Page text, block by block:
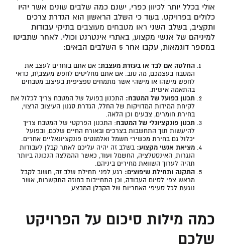
אולי בכלל יותר לכיוון כפרי, ישנם כמה שלבים שונים אשר יהיו
כלולים בפרויקט. בעוד כי השלב הראשון הוא הגדרת צרכים
ותקציב, בשלב השני ראו מטבחים מעוצבים בתיקי עבודות
למיניהם של אנשי מקצוע, באתרי אינטרנט וכולי. לאחר שתביטו
במספר דוגמאות, עקבו אחר 5 השלבים הבאים:
החלטה אם לבד או בעזרת מעצבת: אם אתם בוחרים לעצב את
המטבח בעצמכם, מה טוב. אם אתם מחליטים לחפש מעצב\ת, כדאי
לחפש מישהו או מישהי אשר מתמחים ספציפית בעיצוב מטבחים
בהתאמה אישית.
תכנון בפועל של המטבח: התכנון בפועל של המטבח צריך לכלול את
לקיחת המידות המדויקות של החלל, הגדרת סגנון העיצוב הרצוי,
בחירת חומרים, צבעים וכן הלאה.
תכנון פונקציונלי של המטבח: התכנון הפרקטי של המטבח צריך
להיעשות תוך התחשבות בצרכים ובאורח החיים שלכם, ובפועל
יכלול גם בחירת מכשירי חשמל ואלמנטים פונקציונאליים אחרים.
מציאת אנשי מקצוע: בשלב זה יהיה עליכם לאתר קבלן לעבודות
הנגרות, האינסטלציה, החשמל ועוד, כאשר ההמלצה הנכונה ביותר
תהיה לערוך השוואת מחירים ביניהם.
התקנה ותחילת שיפוצים: רגע לפני תחילת שלב זה, חשוב לקבל
מראש צפי לסיום העבודה, וכן התחייבות בחוזה התקשרות, אשר
נוגעת לכל סעיפי האחריות של הקבלן המבצע.
כמה מילות סיכום על הפרויקט
שלכם